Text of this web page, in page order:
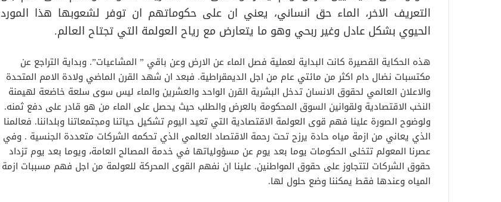
التعريف الاخر، الماء حق انساني، يعني ان على حكوماتهم ان توفر لشعوبها هذا المورد
الحيوي بشكل عادل وغير ربحي وهو ما يتعارض مع رياح العولمة التي تجتاح العالم.
هذه الحكاية القصيرة كانت البداية لعملية فصل الماء عن الارض وعن باقي ” المشاعيات”. وبداية التراجع عن
مكتسبات نضال دام اكثر من مائتي عام من اجل الديمقراطية. فبعد ان شهد القرن الماضي ولادة الامم المتحدة
والاعلان العالمي لحقوق الانسان تدخل البشرية القرن الواحد والعشرين والماء ليس سوى سلعة خاضعة لهيمنة
النخب الاقتصادية ولقوانين السوق المحكومة بالعرض والطلب حيث يحصل على الماء من هو قادر على دفع ثمنه.
ولوضوح الصورة علينا فهم قوى العولمة الاقتصادية التي تعيد اليوم تشكيل حياتنا ومجتمعاتنا وبلداننا. فعالمنا
الذي يعاني من ازمة مياه حادة يرزح تحت رحمة الاقتصاد العالمي الذي تحكمه الشركات متعددة الجنسية . وفي
عصرنا المعولم تتخلى الحكومات يوما بعد يوم عن مسؤولياتها في خدمة المصالح العامة، ويوما بعد يوم تزداد
حقوق الشركات لتتجاوز على حقوق المواطنين. علينا ان نفهم القوى المحركة للعولمة من اجل فهم مسببات ازمة
المياه وعندها فقط يمكننا وضع حلول لها.